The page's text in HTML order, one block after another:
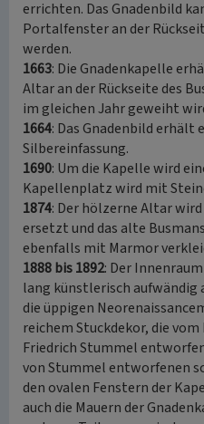
errichten. Das Gnadenbild
Portalfenster an der
werden.
1663: Die Gnadenkapelle
Altar an der Rückseite des
im gleichen Jahr geweiht
1664: Das Gnadenbild erhält
Silbereinfassung.
1690: Um die Kapelle wird
Kapellenplatz wird mit
1874: Der hölzerne Altar
ersetzt und das alte
ebenfalls mit Marmor
1888 bis 1892: Der
lang künstlerisch
die üppigen
reichem Stuckdekor, die
Friedrich Stummel
von Stummel entworfenen
den ovalen Fenstern der
auch die Mauern der